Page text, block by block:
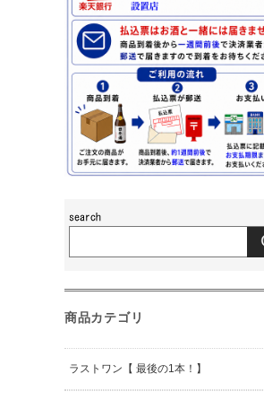
商品カテゴリ
ラストワン【 最後の1本！】